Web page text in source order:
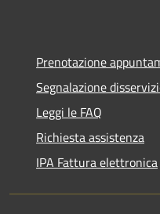
Prenotazione
Segnalazione
Leggi le FAQ
Richiesta assistenza
IPA Fattura elettronica